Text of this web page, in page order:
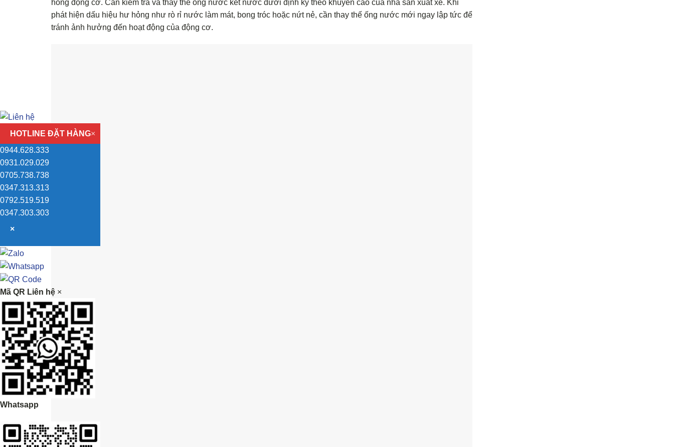
hỏng động cơ. Cần kiểm tra và thay thế ống nước két nước dưới định kỳ theo khuyến cáo của nhà sản xuất xe. Khi
phát hiện dấu hiệu hư hỏng như rò rỉ nước làm mát, bong tróc hoặc nứt nẻ, cần thay thế ống nước mới ngay lập tức để
tránh ảnh hưởng đến hoạt động của động cơ.
HOTLINE ĐẶT HÀNG×
0944.628.333
0931.029.029
0705.738.738
0347.313.313
0792.519.519
0347.303.303
×
Mã QR Liên hệ ×
Whatsapp